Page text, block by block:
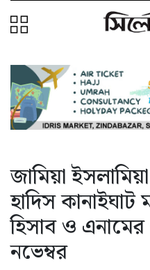
জামিয়া
হাদিস কানাইঘাট
হিসাব ও
নভেম্বর